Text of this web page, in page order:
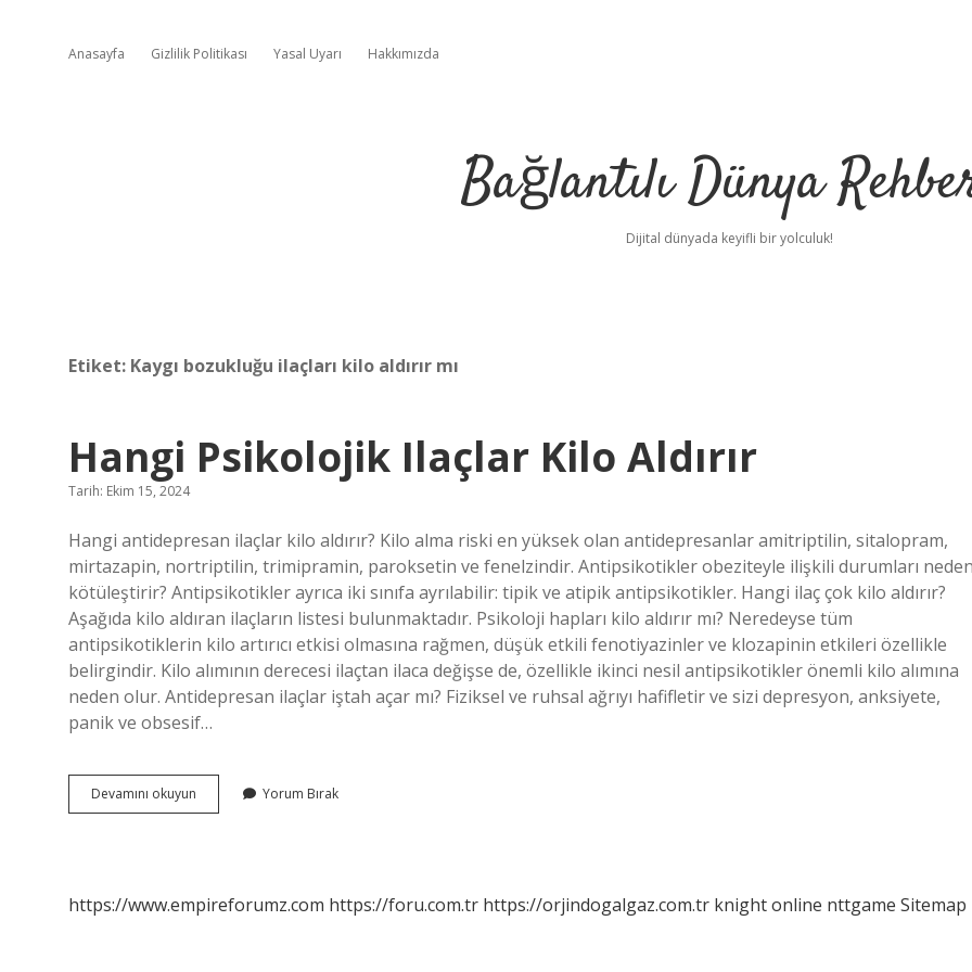
Anasayfa Gizlilik Politikası Yasal Uyarı Hakkımızda
Bağlantılı Dünya
Dijital dünyada keyifli bir yolculuk!
Etiket: Kaygı bozukluğu ilaçları kilo aldırır mı
Hangi Psikolojik Ilaçlar Kilo Aldırır
Tarih: Ekim 15, 2024
Hangi antidepresan ilaçlar kilo aldırır? Kilo alma riski en yüksek olan antidepresanlar amitriptilin, sitalopram,
mirtazapin, nortriptilin, trimipramin, paroksetin ve fenelzindir. Antipsikotikler obeziteyle ilişkili durumları
kötüleştirir? Antipsikotikler ayrıca iki sınıfa ayrılabilir: tipik ve atipik antipsikotikler. Hangi ilaç çok kilo aldırır?
Aşağıda kilo aldıran ilaçların listesi bulunmaktadır. Psikoloji hapları kilo aldırır mı? Neredeyse tüm
antipsikotiklerin kilo artırıcı etkisi olmasına rağmen, düşük etkili fenotiyazinler ve klozapinin etkileri özellikle
belirgindir. Kilo alımının derecesi ilaçtan ilaca değişse de, özellikle ikinci nesil antipsikotikler önemli kilo alımına
neden olur. Antidepresan ilaçlar iştah açar mı? Fiziksel ve ruhsal ağrıyı hafifletir ve sizi depresyon, anksiyete,
panik ve obsesif…
Devamını okuyun
Psikolojik
Yorum Bırak
https://www.empireforumz.com https://foru.com.tr https://orjindogalgaz.com.tr knight online nttgame Sitemap